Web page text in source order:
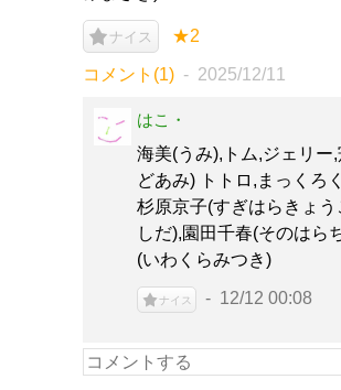
ナイス ★2
コメント(1) 2025/12/11
はこ・
海美(うみ),トム,ジェリー
どあみ) トトロ,まっくろ
杉原京子(すぎはらきょう
しだ),園田千春(そのはら
(いわくらみつき)
ナイス 12/12 00:08